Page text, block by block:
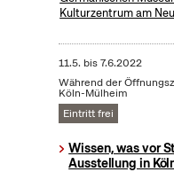
Kulturzentrum am
11.5. bis7.6.2022
Während der
Köln-Mülheim
Eintritt frei
Wissen, was vor
Ausstellung in